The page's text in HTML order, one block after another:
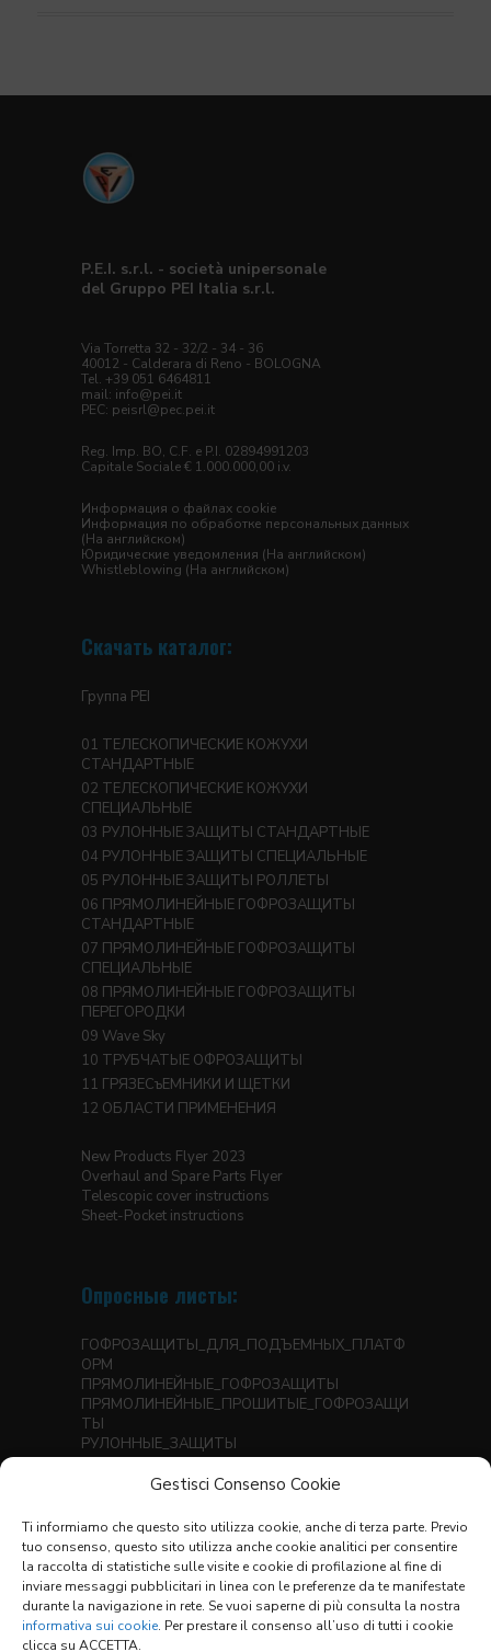
Gestisci Consenso Cookie
Ti informiamo che questo sito utilizza cookie, anche di terza parte. Previo
tuo consenso, questo sito utilizza anche cookie analitici per consentire
la raccolta di statistiche sulle visite e cookie di profilazione al fine di
inviare messaggi pubblicitari in linea con le preferenze da te manifestate
durante la navigazione in rete. Se vuoi saperne di più consulta la nostra
informativa sui cookie. Per prestare il consenso all’uso di tutti i cookie
clicca su ACCETTA.
P.E.I. s.r.l. - società unipersonale
del Gruppo PEI Italia s.r.l.
Via Torretta 32 - 32/2 - 34 - 36
40012 - Calderara di Reno - BOLOGNA
Tel. +39 051 6464811
mail: info@pei.it
PEC: peisrl@pec.pei.it
Reg. Imp. BO, C.F. e P.I. 02894991203
Capitale Sociale € 1.000.000,00 i.v.
Информация о файлах cookie
Информация по обработке персональных данных
(На английском)
Юридические уведомления (На английском)
Whistleblowing (На английском)
Скачать каталог:
Группа PEI
ТЕЛЕСКОПИЧЕСКИЕ КОЖУХИ
СТАНДАРТНЫЕ
ТЕЛЕСКОПИЧЕСКИЕ КОЖУХИ
СПЕЦИАЛЬНЫЕ
РУЛОННЫЕ ЗАЩИТЫ СТАНДАРТНЫЕ
РУЛОННЫЕ ЗАЩИТЫ СПЕЦИАЛЬНЫЕ
РУЛОННЫЕ ЗАЩИТЫ РОЛЛЕТЫ
ПРЯМОЛИНЕЙНЫЕ ГОФРОЗАЩИТЫ
СТАНДАРТНЫЕ
ПРЯМОЛИНЕЙНЫЕ ГОФРОЗАЩИТЫ
СПЕЦИАЛЬНЫЕ
ПРЯМОЛИНЕЙНЫЕ ГОФРОЗАЩИТЫ
ПЕРЕГОРОДКИ
Wave Sky
ТРУБЧАТЫЕ ОФРОЗАЩИТЫ
ГРЯЗЕСъЕМНИКИ И ЩЕТКИ
ОБЛАСТИ ПРИМЕНЕНИЯ
New Products Flyer 2023
Overhaul and Spare Parts Flyer
Telescopic cover instructions
Sheet-Pocket instructions
Опросные листы:
ГОФРОЗАЩИТЫ_ДЛЯ_ПОДЪЕМНЫХ_ПЛАТФ
ОРМ
ПРЯМОЛИНЕЙНЫЕ_ГОФРОЗАЩИТЫ
ПРЯМОЛИНЕЙНЫЕ_ПРОШИТЫЕ_ГОФРОЗАЩИ
ТЫ
РУЛОННЫЕ_ЗАЩИТЫ
ТЕРМОСВАРНЫЕ ГОФРОЗАЩИТЫ ДЛЯ
ТРУБЧАТЫЕ ГОФРОЗАЩИТЫ
ОПРОСНЫЙ ЛИСТ ДЛЯ SCUDI X-Y
ПЕРЕЧЕНЬ МАТЕРИАЛОВ(1,3 MB)
УСЛОВИЯ ПРОДАЖИ